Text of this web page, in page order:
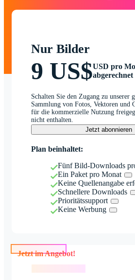
Nur Bilder
9 US$USD pro
abgerechnet
Schalten Sie den Zugang zu unserer
Sammlung von Fotos, Vektoren und
für die kommerzielle Nutzung
nicht enthalten.
Jetzt abonnieren
Plan beinhaltet:
Fünf Bild-Downloads
Ein Paket pro Monat
Keine Quellenangabe
Schnellere Downloads
Prioritätssupport
Keine Werbung
Jetzt im Angebot!